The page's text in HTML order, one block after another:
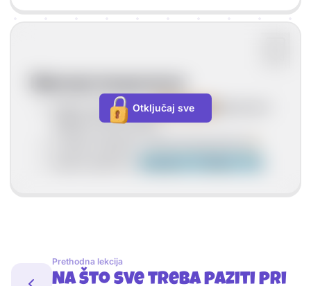
mjerni instrumenti:termometri
digitalni termometri)
Otključaj sve
Prethodna lekcija
Na što sve treba paziti pri